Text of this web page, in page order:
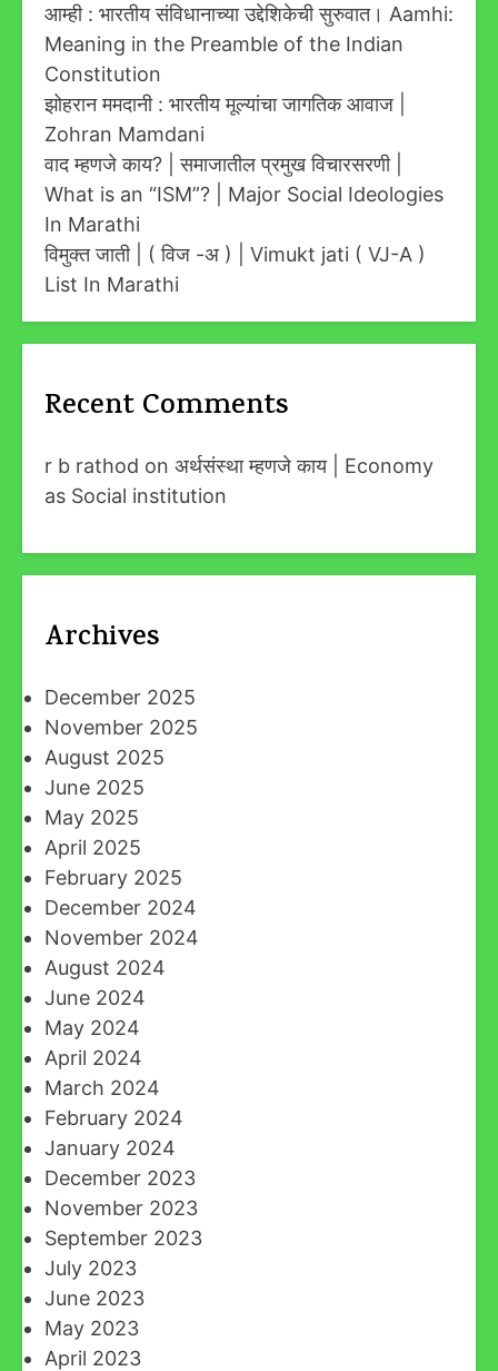
आम्ही : भारतीय संविधानाच्या उद्देशिकेची सुरुवात। Aamhi:
Meaning in the Preamble of the Indian
Constitution
झोहरान ममदानी : भारतीय मूल्यांचा जागतिक आवाज |
Zohran Mamdani
वाद म्हणजे काय? | समाजातील प्रमुख विचारसरणी |
What is an “ISM”? | Major Social Ideologies
In Marathi
विमुक्त जाती | ( विज -अ ) | Vimukt jati ( VJ-A )
List In Marathi
Recent Comments
r b rathod on अर्थसंस्था म्हणजे काय | Economy
as Social institution
Archives
December 2025
November 2025
August 2025
June 2025
May 2025
April 2025
February 2025
December 2024
November 2024
August 2024
June 2024
May 2024
April 2024
March 2024
February 2024
January 2024
December 2023
November 2023
September 2023
July 2023
June 2023
May 2023
April 2023